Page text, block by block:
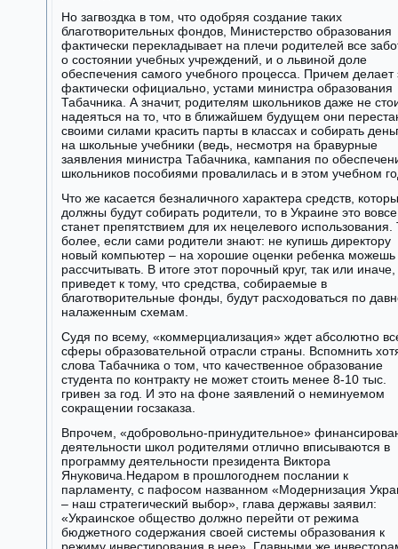
Но загвоздка в том, что одобряя создание таких
благотворительных фондов, Министерство образования
фактически перекладывает на плечи родителей все
о состоянии учебных учреждений, и о львиной доле
обеспечения самого учебного процесса. Причем делает
фактически официально, устами министра образования
Табачника. А значит, родителям школьников даже не
надеяться на то, что в ближайшем будущем они
своими силами красить парты в классах и собирать
на школьные учебники (ведь, несмотря на бравурные
заявления министра Табачника, кампания по
школьников пособиями провалилась и в этом учебном
Что же касается безналичного характера средств,
должны будут собирать родители, то в Украине это
станет препятствием для их нецелевого
более, если сами родители знают: не купишь директору
новый компьютер – на хорошие оценки ребенка можешь
рассчитывать. В итоге этот порочный круг, так или иначе,
приведет к тому, что средства, собираемые в
благотворительные фонды, будут расходоваться по
налаженным схемам.
Судя по всему, «коммерциализация» ждет абсолютно
сферы образовательной отрасли страны. Вспомнить
слова Табачника о том, что качественное образование
студента по контракту не может стоить менее 8-10 тыс.
гривен за год. И это на фоне заявлений о неминуемом
сокращении госзаказа.
Впрочем, «добровольно-принудительное»
деятельности школ родителями отлично вписываются в
программу деятельности президента Виктора
Януковича.Недаром в прошлогоднем послании к
парламенту, с пафосом названном «Модернизация
– наш стратегический выбор», глава державы заявил:
«Украинское общество должно перейти от режима
бюджетного содержания своей системы образования к